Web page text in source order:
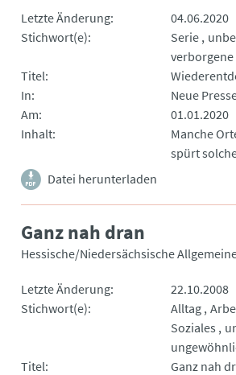
Letzte Änderung
04.06.2020
Stichwort(e)
Serie
verborgene
Titel
In
Neue
Am
01.01.2020
Inhalt
Manche
spürt
Datei herunterladen
Ganz nah dran
Hessische/Niedersächsische
Letzte Änderung
22.10.2008
Stichwort(e)
Alltag
Soziales
Titel
Ganz nah